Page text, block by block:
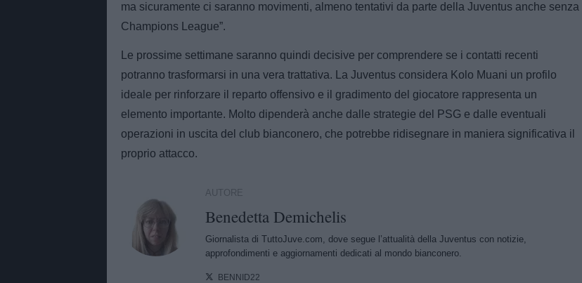
ma sicuramente ci saranno movimenti, almeno tentativi da parte della Juventus anche senza
Champions League”.
Le prossime settimane saranno quindi decisive per comprendere se i contatti recenti
potranno trasformarsi in una vera trattativa. La Juventus considera Kolo Muani un profilo
ideale per rinforzare il reparto offensivo e il gradimento del giocatore rappresenta un
elemento importante. Molto dipenderà anche dalle strategie del PSG e dalle eventuali
operazioni in uscita del club bianconero, che potrebbe ridisegnare in maniera significativa il
proprio attacco.
AUTORE
Benedetta Demichelis
Giornalista di TuttoJuve.com, dove segue l’attualità della Juventus con notizie,
approfondimenti e aggiornamenti dedicati al mondo bianconero.
BENNID22